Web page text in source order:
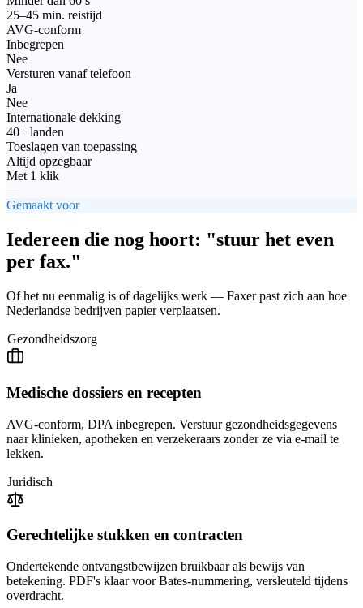
25–45 min. reistijd
AVG-conform
Inbegrepen
Nee
Versturen vanaf telefoon
Ja
Nee
Internationale dekking
40+ landen
Toeslagen van toepassing
Altijd opzegbaar
Met 1 klik
—
Gemaakt voor
Iedereen die nog hoort: "stuur het even
per fax."
Of het nu eenmalig is of dagelijks werk — Faxer past zich aan hoe
Nederlandse bedrijven papier verplaatsen.
Gezondheidszorg
Medische dossiers en recepten
AVG-conform, DPA inbegrepen. Verstuur gezondheidsgegevens
naar klinieken, apotheken en verzekeraars zonder ze via e-mail te
lekken.
Juridisch
Gerechtelijke stukken en contracten
Ondertekende ontvangstbewijzen bruikbaar als bewijs van
betekening. PDF's klaar voor Bates-nummering, versleuteld tijdens
overdracht.